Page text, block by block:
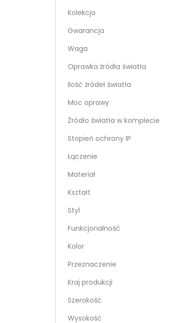
Kolekcja
Gwarancja
Waga
Oprawka źródła światła
Ilość żródeł światła
Moc oprawy
Źródło światła w komplecie
Stopień ochrony IP
Łączenie
Materiał
Kształt
Styl
Funkcjonalność
Kolor
Przeznaczenie
Kraj produkcji
Szerokość
Wysokość